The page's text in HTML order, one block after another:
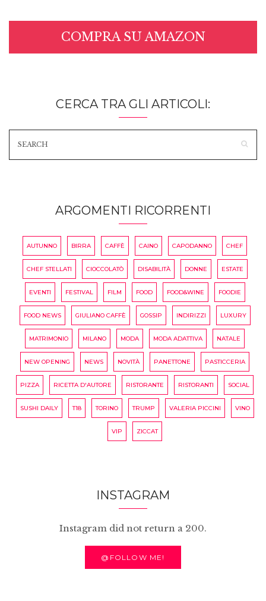
COMPRA SU AMAZON
CERCA TRA GLI ARTICOLI:
ARGOMENTI RICORRENTI
AUTUNNO BIRRA CAFFÈ CAINO CAPODANNO CHEF
CHEF STELLATI CIOCCOLATÒ DISABILITÀ DONNE ESTATE
EVENTI FESTIVAL FILM FOOD FOOD&WINE FOODIE
FOOD NEWS GIULIANO CAFFÈ GOSSIP INDIRIZZI LUXURY
MATRIMONIO MILANO MODA MODA ADATTIVA NATALE
NEW OPENING NEWS NOVITÀ PANETTONE PASTICCERIA
PIZZA RICETTA D'AUTORE RISTORANTE RISTORANTI SOCIAL
SUSHI DAILY T18 TORINO TRUMP VALERIA PICCINI VINO
VIP ZICCAT
INSTAGRAM
Instagram did not return a 200.
@FOLLOW ME!